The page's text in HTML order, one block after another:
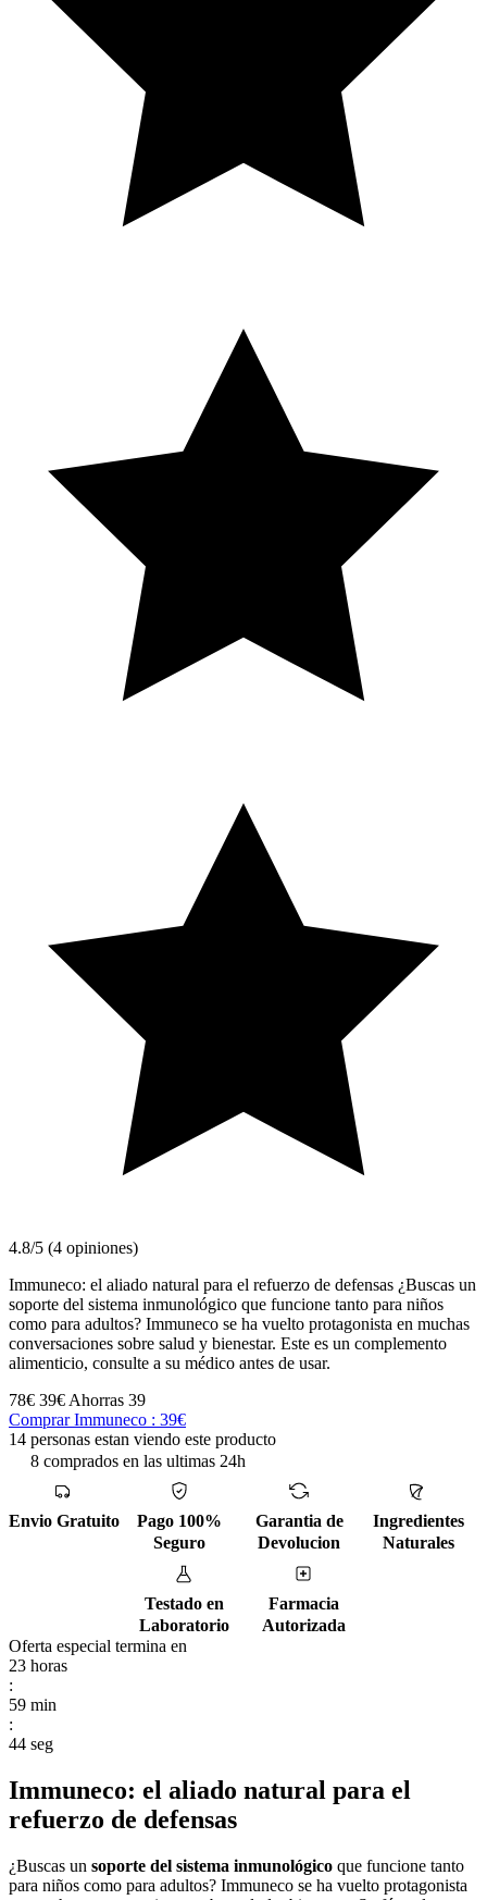
4.8/5 (4 opiniones)
Immuneco: el aliado natural para el refuerzo de defensas ¿Buscas un
soporte del sistema inmunológico que funcione tanto para niños
como para adultos? Immuneco se ha vuelto protagonista en muchas
conversaciones sobre salud y bienestar. Este es un complemento
alimenticio, consulte a su médico antes de usar.
78€ 39€ Ahorras 39
Comprar Immuneco : 39€
14 personas estan viendo este producto
8 comprados en las ultimas 24h
Envio Gratuito
Pago 100%
Seguro
Garantia de
Devolucion
Ingredientes
Naturales
Testado en
Laboratorio
Farmacia
Autorizada
Oferta especial termina en
23 horas
:
59 min
:
43 seg
Immuneco: el aliado natural para el
refuerzo de defensas
¿Buscas un soporte del sistema inmunológico que funcione tanto
para niños como para adultos? Immuneco se ha vuelto protagonista